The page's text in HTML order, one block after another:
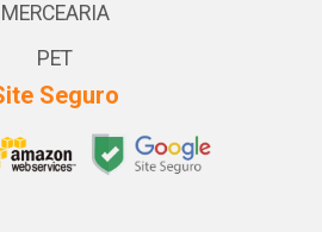
MERCEARIA
PET
Seguro